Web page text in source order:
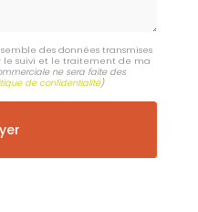
des données transmises
suivi et le traitement de ma
ne sera faite des
de confidentialité)